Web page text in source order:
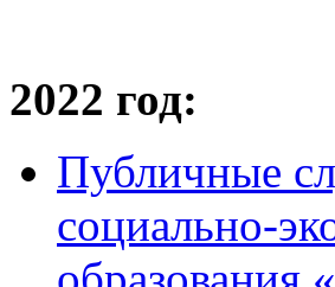
2022 год:
Публичные
социально-